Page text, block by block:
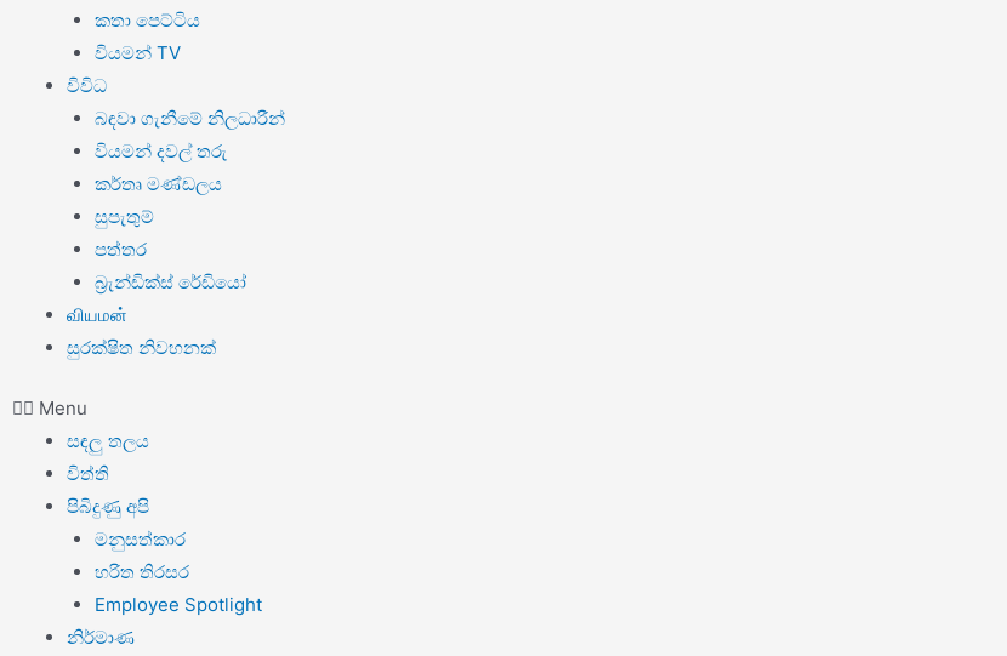
කතා පෙට්ටිය
වියමන් TV
විවිධ
බඳවා ගැනීමේ නිලධාරීන්
වියමන් දවල් තරු
කර්තෘ මණ්ඩලය
සුපැතුම්
පත්තර
බ්‍රැන්ඩික්ස් රේඩියෝ
வியமன்
සුරක්ෂිත නිවහනක්
Menu
සඳලු තලය
විත්ති
පිබිදුණු අපි
මනුසත්කාර
හරිත තිරසර
Employee Spotlight
නිර්මාණ